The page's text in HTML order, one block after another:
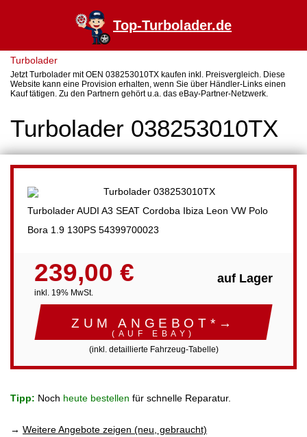
Top-Turbolader.de
Turbolader
Jetzt Turbolader mit OEN 038253010TX kaufen inkl. Preisvergleich. Diese
Website kann eine Provision erhalten, wenn Sie über Händler-Links einen
Kauf tätigen. Zu den Partnern gehört u.a. das eBay-Partner-Netzwerk.
Turbolader 038253010TX
Turbolader AUDI A3 SEAT Cordoba Ibiza Leon VW Polo
Bora 1.9 130PS 54399700023
239,00 €
inkl. 19% MwSt.
auf Lager
ZUM ANGEBOT*→
(AUF EBAY)
(inkl. detaillierte Fahrzeug-Tabelle)
Tipp: Noch heute bestellen für schnelle Reparatur.
→ Weitere Angebote zeigen (neu, gebraucht)